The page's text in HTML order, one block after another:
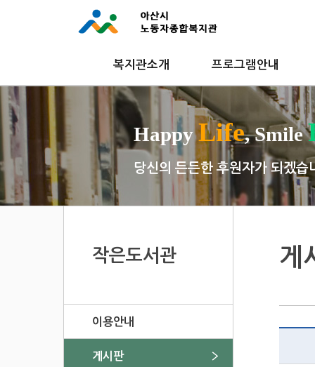
복지관소개 프로그램안내
HappyLife, Smile
당신의 든든한 후원자가 되겠습
작은도서관
이용안내
게시판
게